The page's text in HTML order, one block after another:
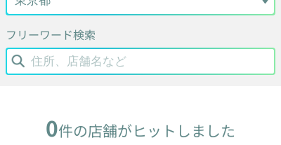
フリーワード検索
0件の店舗がヒットしました